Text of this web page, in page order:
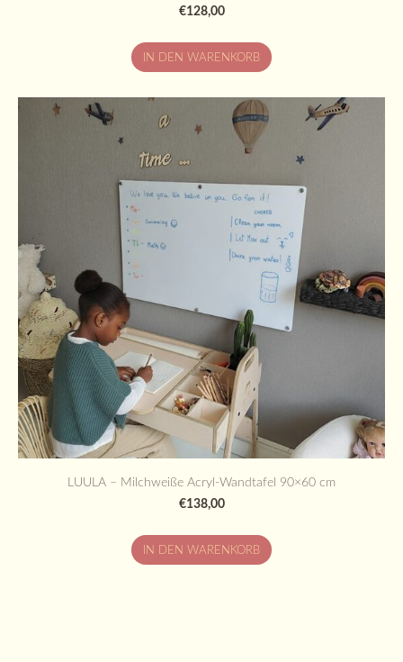
€128,00
IN DEN WARENKORB
LUULA – Milchweiße Acryl-Wandtafel 90×60 cm
€138,00
IN DEN WARENKORB